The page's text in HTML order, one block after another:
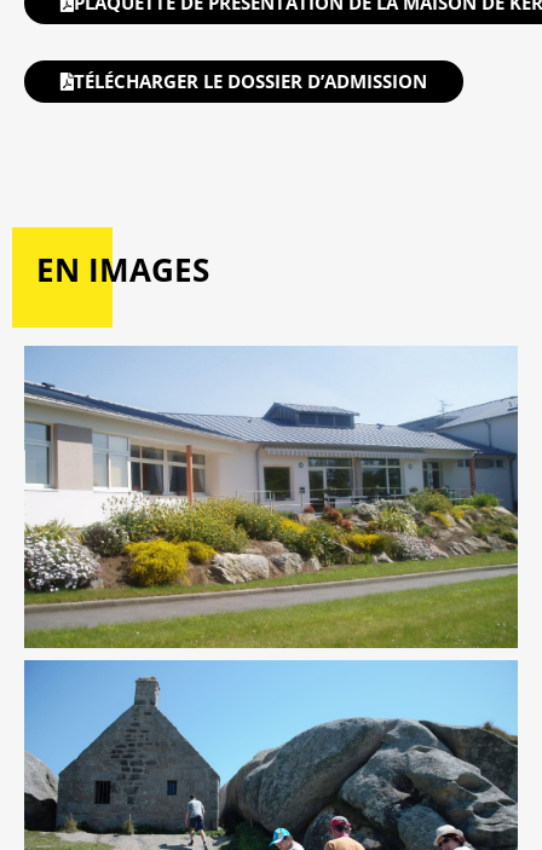
TÉLÉCHARGER LE DOSSIER D’ADMISSION
EN IMAGES